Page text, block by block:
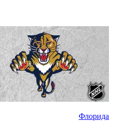
Флорида